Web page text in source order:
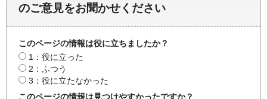
のご意見をお聞かせください
このページの情報は役に立ちましたか？
1：役に立った
2：ふつう
3：役に立たなかった
このページの情報は見つけやすかったですか？